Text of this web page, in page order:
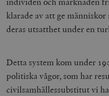
klarade av att ge
deras utsatthet under en
Detta system kom under
politiska vågor, som har
civilsamhällessubstitut vi